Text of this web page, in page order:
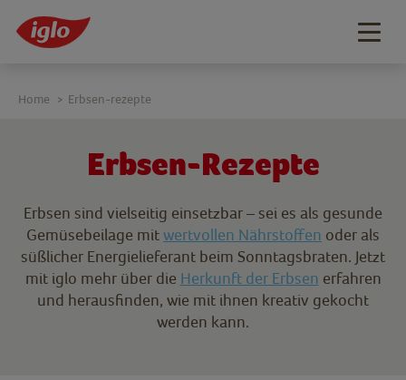
Erbsen-Rezepte
Erbsen sind vielseitig einsetzbar – sei es als gesunde
Gemüsebeilage mitwertvollen Nährstoffen oder als
süßlicher Energielieferant beim Sonntagsbraten. Jetzt
mit iglo mehr über die Herkunft der Erbsen erfahren
und herausfinden, wie mit ihnen kreativ gekocht
werden kann.
Home > Erbsen-rezepte